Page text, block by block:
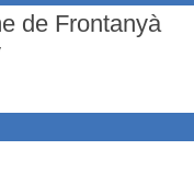
de Frontanyà